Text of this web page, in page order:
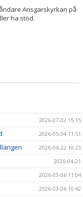
Ansgarskyrkan på
ha stöd.
2026-07-02 15:15
2026-05-04 11:51
2026-04-22 10:23
2026-04-21
2026-03-06 11:04
2026-03-06 10:42